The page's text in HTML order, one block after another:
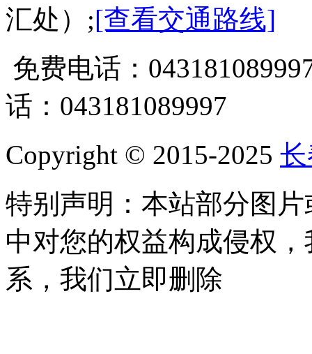
汇处）;[查看交通路线]
免费电话：
话：043181089997
Copyright © 2015-2025
特别声明：本站部分图
中对您的权益构成侵权
系，我们立即删除